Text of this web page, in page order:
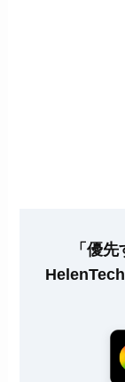
「優